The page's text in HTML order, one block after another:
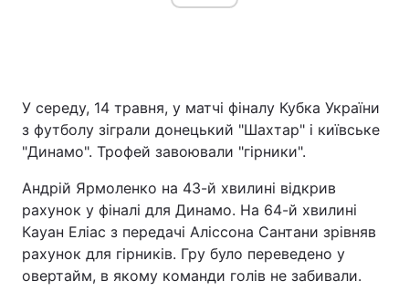
У середу, 14 травня, у матчі фіналу Кубка України
з футболу зіграли донецький "Шахтар" і київське
"Динамо". Трофей завоювали "гірники".
Андрій Ярмоленко на 43-й хвилині відкрив
рахунок у фіналі для Динамо. На 64-й хвилині
Кауан Еліас з передачі Аліссона Сантани зрівняв
рахунок для гірників. Гру було переведено у
овертайм, в якому команди голів не забивали.